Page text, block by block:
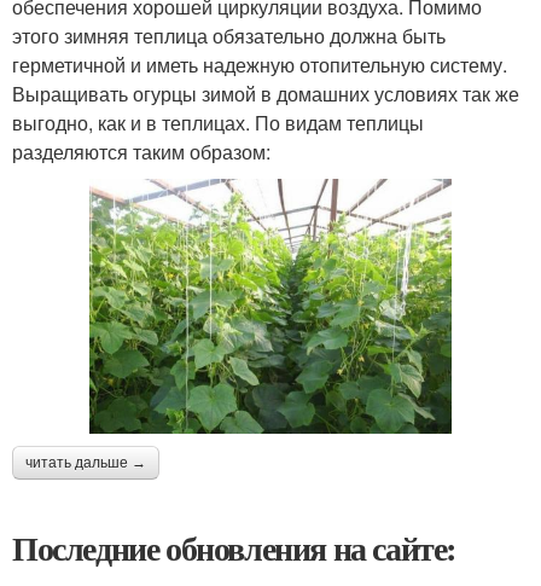
обеспечения хорошей циркуляции воздуха. Помимо
этого зимняя теплица обязательно должна быть
герметичной и иметь надежную отопительную систему.
Выращивать огурцы зимой в домашних условиях так же
выгодно, как и в теплицах. По видам теплицы
разделяются таким образом:
читать дальше →
Последние обновления на сайте: